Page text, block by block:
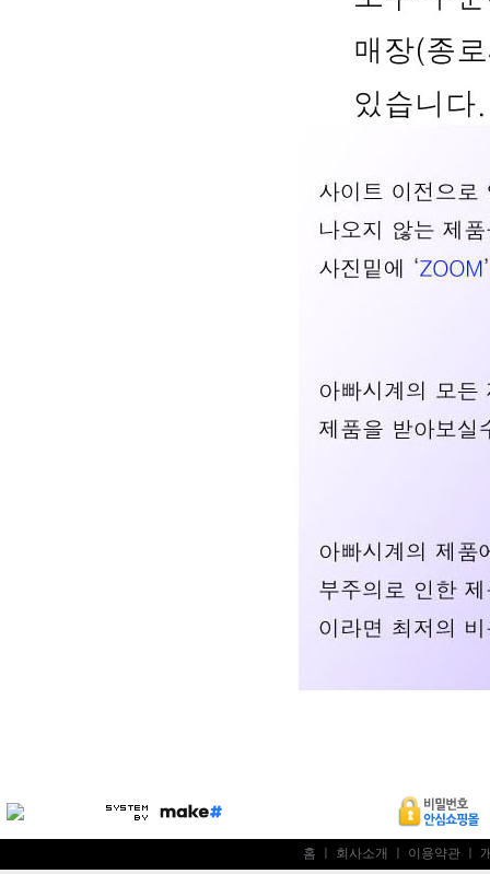
홈 회사소개 이용약관